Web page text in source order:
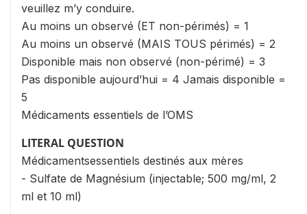
veuillez m’y conduire.
Au moins un observé (ET non-périmés) = 1
Au moins un observé (MAIS TOUS périmés) = 2
Disponible mais non observé (non-périmé) = 3
Pas disponible aujourd’hui = 4 Jamais disponible =
5
Médicaments essentiels de l’OMS
LITERAL QUESTION
Médicamentsessentiels destinés aux mères
- Sulfate de Magnésium (injectable; 500 mg/ml, 2
ml et 10 ml)